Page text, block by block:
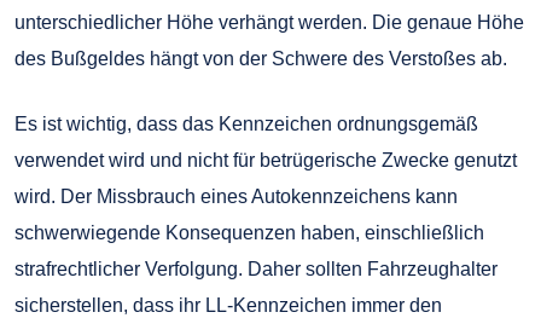
unterschiedlicher Höhe verhängt werden. Die genaue Höhe
des Bußgeldes hängt von der Schwere des Verstoßes ab.
Es ist wichtig, dass das Kennzeichen ordnungsgemäß
verwendet wird und nicht für betrügerische Zwecke genutzt
wird. Der Missbrauch eines Autokennzeichens kann
schwerwiegende Konsequenzen haben, einschließlich
strafrechtlicher Verfolgung. Daher sollten Fahrzeughalter
sicherstellen, dass ihr LL-Kennzeichen immer den